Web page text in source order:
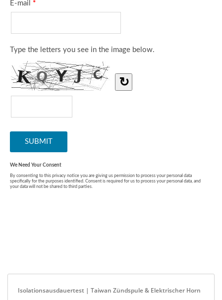
Isolationsausdauertest | Taiwan Zündspule & Elektrischer Horn